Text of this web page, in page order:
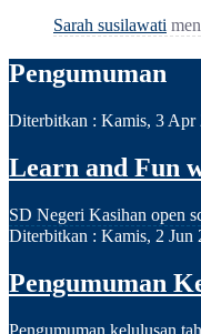
Sarah susilawati
Pengumuman
Diterbitkan : Kamis, 3 Apr
Learn and Fun
SD Negeri Kasihan open
Diterbitkan : Kamis, 2 Jun
Pengumuman
Pengumuman kelulusan